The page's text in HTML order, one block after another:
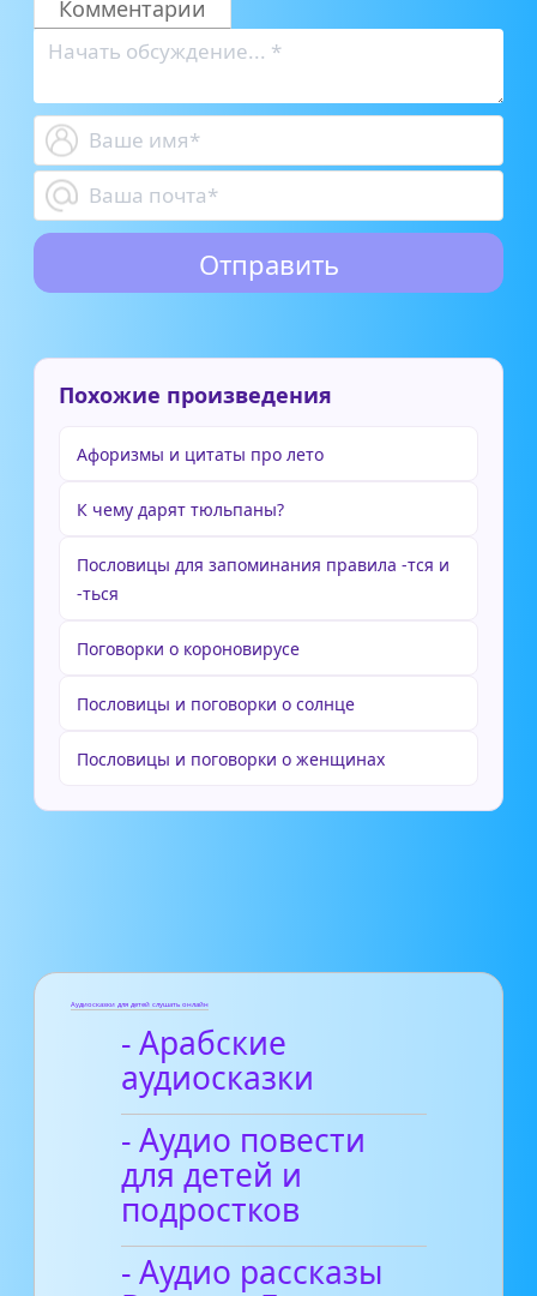
Комментарии
Похожие произведения
Афоризмы и цитаты про лето
К чему дарят тюльпаны?
Пословицы для запоминания правила -тся и
-ться
Поговорки о короновирусе
Пословицы и поговорки о солнце
Пословицы и поговорки о женщинах
Аудиосказки для детей слушать онлайн
- Арабские
аудиосказки
- Аудио повести
для детей и
подростков
- Аудио рассказы